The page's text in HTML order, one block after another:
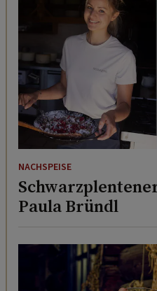
NACHSPEISE
Paula Bründl